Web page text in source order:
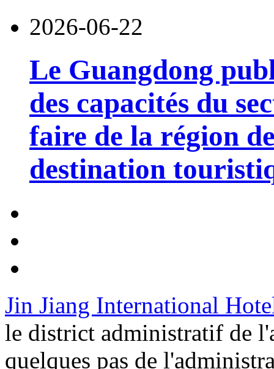
2026-06-22
Le Guangdong
des capacités du
faire de la région
destination
Jin Jiang International
le district administratif de
quelques pas de